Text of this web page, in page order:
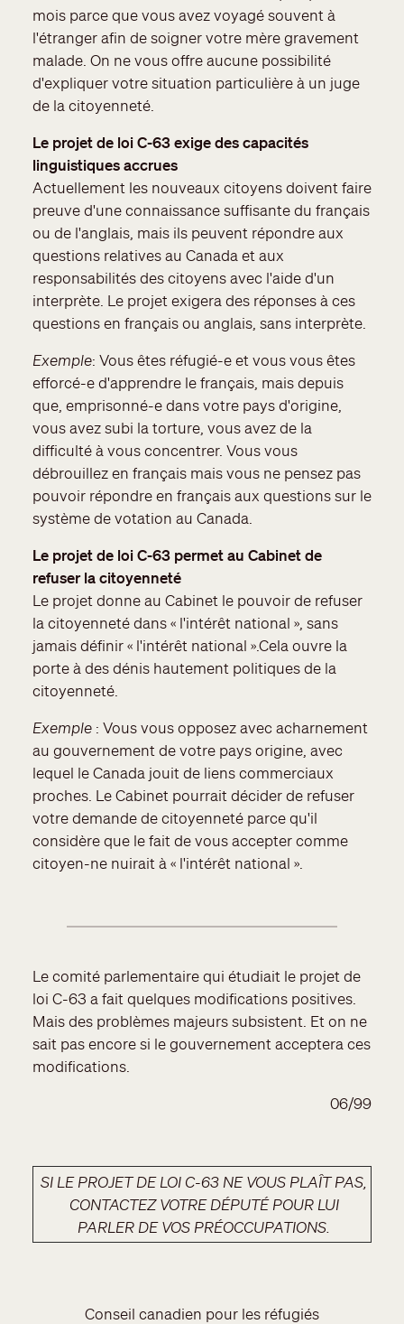
mois parce que vous avez voyagé souvent à
l'étranger afin de soigner votre mère gravement
malade. On ne vous offre aucune possibilité
d'expliquer votre situation particulière à un juge
de la citoyenneté.
Le projet de loi C-63 exige des capacités
linguistiques accrues
Actuellement les nouveaux citoyens doivent faire
preuve d'une connaissance suffisante du français
ou de l'anglais, mais ils peuvent répondre aux
questions relatives au Canada et aux
responsabilités des citoyens avec l'aide d'un
interprète. Le projet exigera des réponses à ces
questions en français ou anglais, sans interprète.
Exemple: Vous êtes réfugié-e et vous vous êtes
efforcé-e d'apprendre le français, mais depuis
que, emprisonné-e dans votre pays d'origine,
vous avez subi la torture, vous avez de la
difficulté à vous concentrer. Vous vous
débrouillez en français mais vous ne pensez pas
pouvoir répondre en français aux questions sur le
système de votation au Canada.
Le projet de loi C-63 permet au Cabinet de
refuser la citoyenneté
Le projet donne au Cabinet le pouvoir de refuser
la citoyenneté dans « l'intérêt national », sans
jamais définir « l'intérêt national ».Cela ouvre la
porte à des dénis hautement politiques de la
citoyenneté.
Exemple : Vous vous opposez avec acharnement
au gouvernement de votre pays origine, avec
lequel le Canada jouit de liens commerciaux
proches. Le Cabinet pourrait décider de refuser
votre demande de citoyenneté parce qu'il
considère que le fait de vous accepter comme
citoyen-ne nuirait à « l'intérêt national ».
Le comité parlementaire qui étudiait le projet de
loi C-63 a fait quelques modifications positives.
Mais des problèmes majeurs subsistent. Et on ne
sait pas encore si le gouvernement acceptera ces
modifications.
06/99
SI LE PROJET DE LOI C-63 NE VOUS PLAÎT PAS,
CONTACTEZ VOTRE DÉPUTÉ POUR LUI
PARLER DE VOS PRÉOCCUPATIONS.
Conseil canadien pour les réfugiés